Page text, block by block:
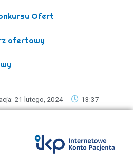
Ofert
ofertowy
21 lutego, 2024 13:37